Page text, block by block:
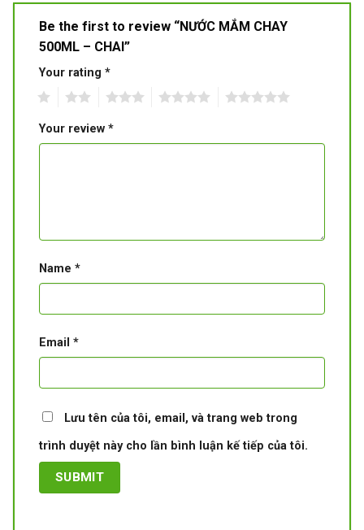
Be the first to review “NƯỚC MẮM CHAY
500ML – CHAI”
Your rating *
Your review *
Name *
Email *
Lưu tên của tôi, email, và trang web trong
trình duyệt này cho lần bình luận kế tiếp của tôi.